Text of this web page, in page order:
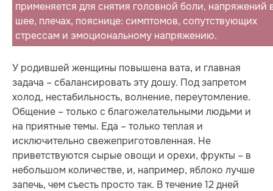
применяется для снятия головной боли, напряжений
шее, плечах, пояснице: симптомов, сопутствующих
стрессам и эмоциональному напряжению.
У родившей женщины повышена вата, и главная
задача – сбалансировать эту дошу. Под запретом
холод, нестабильность, волнение, переутомление.
Общение – только с благожелательными людьми и
на приятные темы. Еда – только теплая и
исключительно свежеприготовленная. Не
приветствуются сырые овощи и орехи, фрукты – в
небольшом количестве, и, например, яблоко лучше
запечь, чем съесть просто так. В течение 12 дней